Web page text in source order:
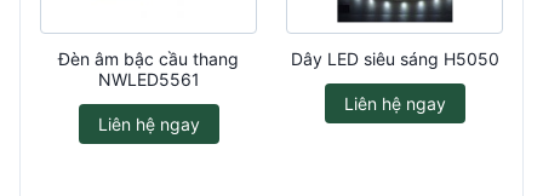
Đèn âm bậc cầu thang
NWLED5561
Liên hệ ngay
Dây LED siêu sáng H5050
Liên hệ ngay